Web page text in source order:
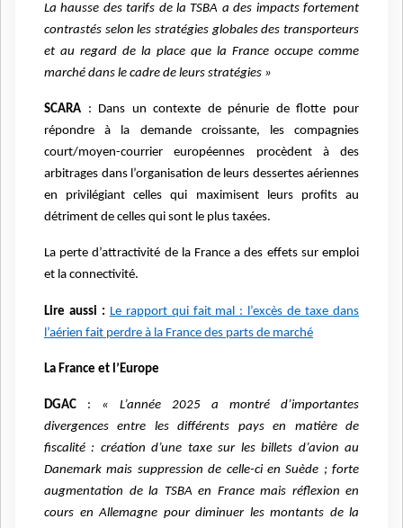
La hausse des tarifs de la TSBA a des impacts fortement
contrastés selon les stratégies globales des transporteurs
et au regard de la place que la France occupe comme
marché dans le cadre de leurs stratégies »
SCARA : Dans un contexte de pénurie de flotte pour
répondre à la demande croissante, les compagnies
court/moyen-courrier européennes procèdent à des
arbitrages dans l’organisation de leurs dessertes aériennes
en privilégiant celles qui maximisent leurs profits au
détriment de celles qui sont le plus taxées.
La perte d’attractivité de la France a des effets sur emploi
et la connectivité.
Lire aussi : Le rapport qui fait mal : l’excès de taxe dans
l’aérien fait perdre à la France des parts de marché
La France et l’Europe
DGAC : «
L’année 2025 a montré d’importantes
divergences entre les différents pays en matière de
fiscalité : création d’une taxe sur les billets d’avion au
Danemark mais suppression de celle-ci en Suède ; forte
augmentation de la TSBA en France mais réflexion en
cours en Allemagne pour diminuer les montants de la